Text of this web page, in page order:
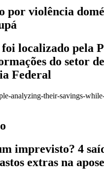
por violência
localizado pela
do setor
Federal
imprevisto? 4
extras na